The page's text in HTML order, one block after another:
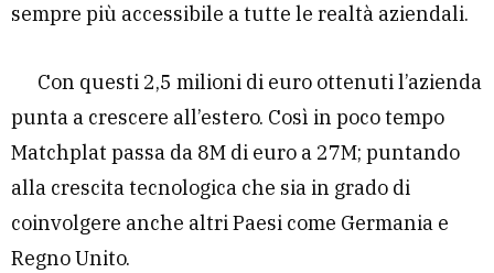
sempre più accessibile a tutte le realtà aziendali.
Con questi 2,5 milioni di euro ottenuti l’azienda
punta a crescere all’estero. Così in poco tempo
Matchplat passa da 8M di euro a 27M; puntando
alla crescita tecnologica che sia in grado di
coinvolgere anche altri Paesi come Germania e
Regno Unito.